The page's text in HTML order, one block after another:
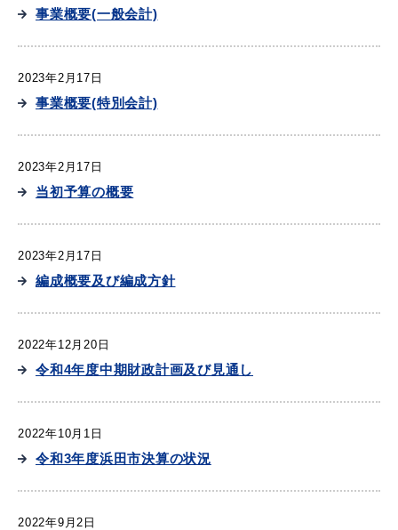
事業概要(一般会計)
2023年2月17日
事業概要(特別会計)
2023年2月17日
当初予算の概要
2023年2月17日
編成概要及び編成方針
2022年12月20日
令和4年度中期財政計画及び見通し
2022年10月1日
令和3年度浜田市決算の状況
2022年9月2日